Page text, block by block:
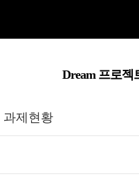
Dream 프로젝
. Range: 0 to 500.
과제현황